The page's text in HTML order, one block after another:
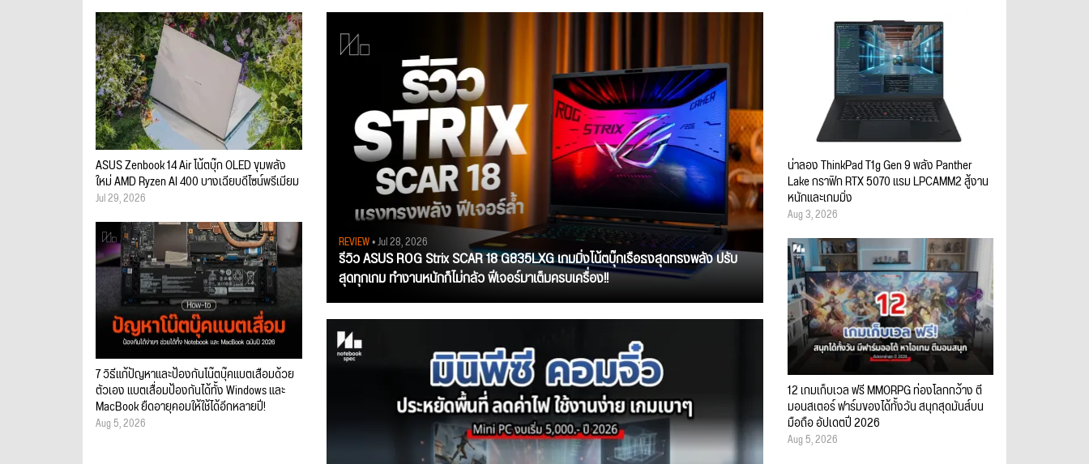
REVIEW• Jul 28, 2026
รีวิว ASUS ROG Strix SCAR 18 G835LXG เกมมิ่งโน้ตบุ๊กเรือธงสุดทรงพลัง ปรับ
สุดทุกเกม ทำงานหนักก็ไม่กลัว ฟีเจอร์มาเต็มครบเครื่อง!!
ASUS Zenbook 14 Air โน้ตบุ๊ก OLED ขุมพลัง
ใหม่ AMD Ryzen AI 400 บางเฉียบดีไซน์พรีเมียม
Jul 29, 2026
7 วิธีแก้ปัญหาและป้องกันโน๊ตบุ๊คแบตเสื่อมด้วย
ตัวเอง แบตเสื่อมป้องกันได้ทั้ง Windows และ
MacBook ยืดอายุคอมให้ใช้ได้อีกหลายปี!
Aug 5, 2026
น่าลอง ThinkPad T1g Gen 9 พลัง Panther
Lake กราฟิก RTX 5070 แรม LPCAMM2 สู้งาน
หนักและเกมมิ่ง
Aug 3, 2026
12 เกมเก็บเวล ฟรี MMORPG ท่องโลกกว้าง ตี
มอนสเตอร์ ฟาร์มของได้ทั้งวัน สนุกสุดมันส์บน
มือถือ อัปเดตปี 2026
Aug 5, 2026